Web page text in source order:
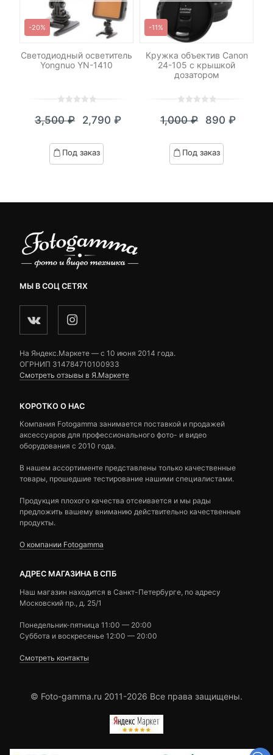
-20%
Светодиодный осветитель
Yongnuo YN-1410
out
based
on
3,500₽
Первоначальная
цена
составляла
2,790 ₽
Текущая
цена:
2,790 ₽.
Под заказ
-11%
Кружка объектив Canon
24-105 c крышкой
дозатором
out
based
on
1,000₽
цена
составляла
890 ₽
Текущая
цена:
890 ₽.
Под заказ
МЫ В СОЦ СЕТЯХ
На Яндекс.Маркете — c 10 июня 2014 года.
ОГРНИП 314784710100933
Смотреть отзывы в Я.Маркете
КОРОТКО О НАС
Компания Fotogamma занимается поставкой и продажей
аксессуаров для профессионального фото- и видео
оборудования с 2010 года.
В нашем ассортименте представлены только качественные
товары, прошедшие тестирование нашими специалистами.
Продукция плохого качества отсеивается и мы рады
предложить вашему вниманию действительно качественные
продукты.
О компании Fotogamma
АДРЕС МАГАЗИНА В СПБ
Наш магазин находится в Санкт-Петербурге, по адресу
Московский пр., д. 25/1
Понедельник-пятница 11:00 — 20:00
Суббота и воскресенье 12:00 — 20:00
Смотреть контакты
© Foto-gamma.ru 2011-2026 Все права защищены.